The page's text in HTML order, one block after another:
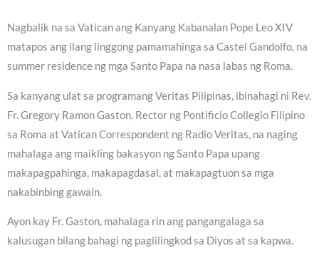
Nagbalik na sa Vatican ang Kanyang Kabanalan Pope Leo XIV
matapos ang ilang linggong pamamahinga sa Castel Gandolfo, na
summer residence ng mga Santo Papa na nasa labas ng Roma.
Sa kanyang ulat sa programang Veritas Pilipinas, ibinahagi ni Rev.
Fr. Gregory Ramon Gaston, Rector ng Pontificio Collegio Filipino
sa Roma at Vatican Correspondent ng Radio Veritas, na naging
mahalaga ang maikling bakasyon ng Santo Papa upang
makapagpahinga, makapagdasal, at makapagtuon sa mga
nakabinbing gawain.
Ayon kay Fr. Gaston, mahalaga rin ang pangangalaga sa
kalusugan bilang bahagi ng paglilingkod sa Diyos at sa kapwa.